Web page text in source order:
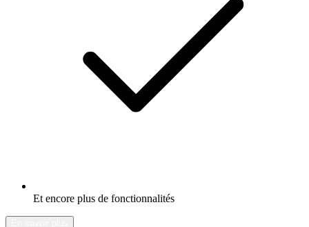
Et encore plus de fonctionnalités